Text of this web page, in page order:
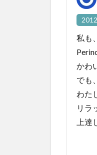
私も
かわ
でも
わた
リラ
上